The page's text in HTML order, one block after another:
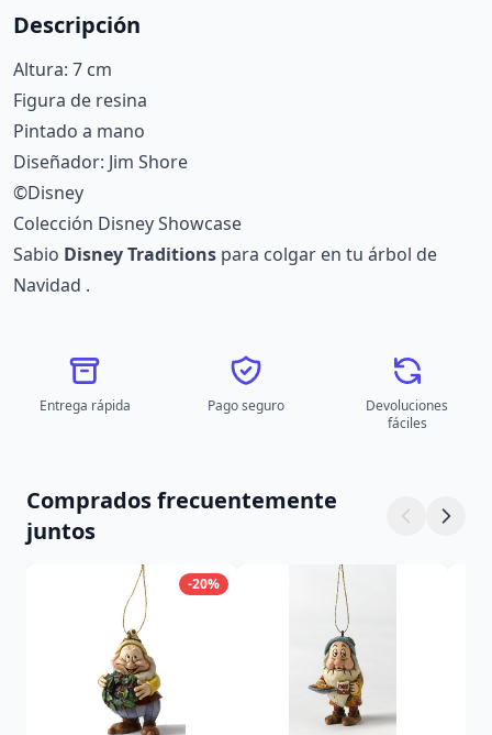
Descripción
Altura: 7 cm
Figura de resina
Pintado a mano
Diseñador: Jim Shore
©Disney
Colección Disney Showcase
Sabio Disney Traditions para colgar en tu árbol de
Navidad .
Entrega rápida Pago seguro
Devoluciones
fáciles
Comprados frecuentemente
juntos
-20%